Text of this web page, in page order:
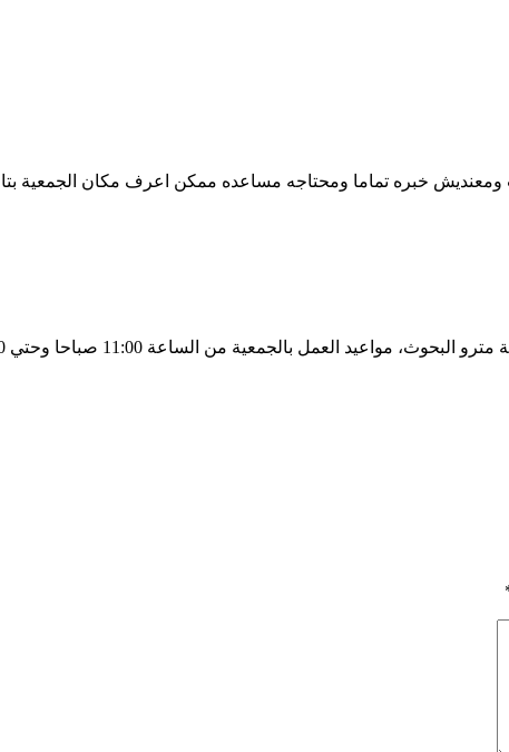
خبره تماما ومحتاجه مساعده ممكن اعرف مكان الجمعية